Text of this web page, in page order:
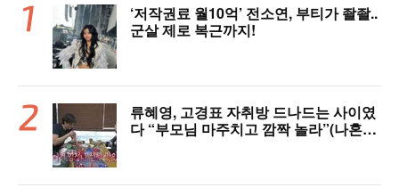
‘저작권료 월10억’ 전소연, 부티가 좔좔..
군살 제로 복근까지!
류혜영, 고경표 자취방 드나드는 사이였
다 “부모님 마주치고 깜짝 놀라”(나혼자